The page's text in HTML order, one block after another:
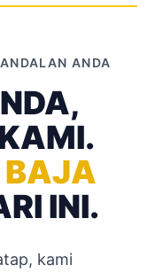
ANDA
BAJA
INI.
kami